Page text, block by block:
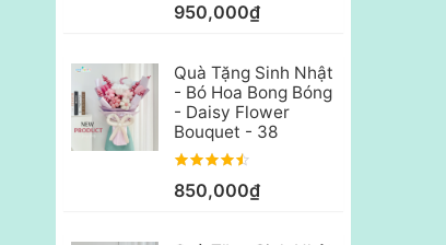
950,000₫
Quà Tặng Sinh Nhật
- Bó Hoa Bong Bóng
- Daisy Flower
Bouquet - 38
850,000₫